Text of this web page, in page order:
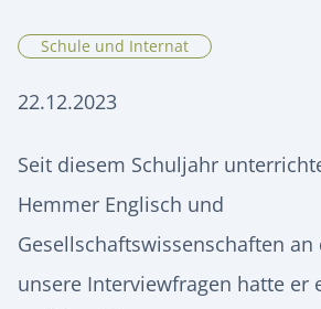
Schule und Internat
22.12.2023
Seit diesem Schuljahr
Hemmer Englisch und
Gesellschaftswissenschaften an
unsere Interviewfragen hatte er